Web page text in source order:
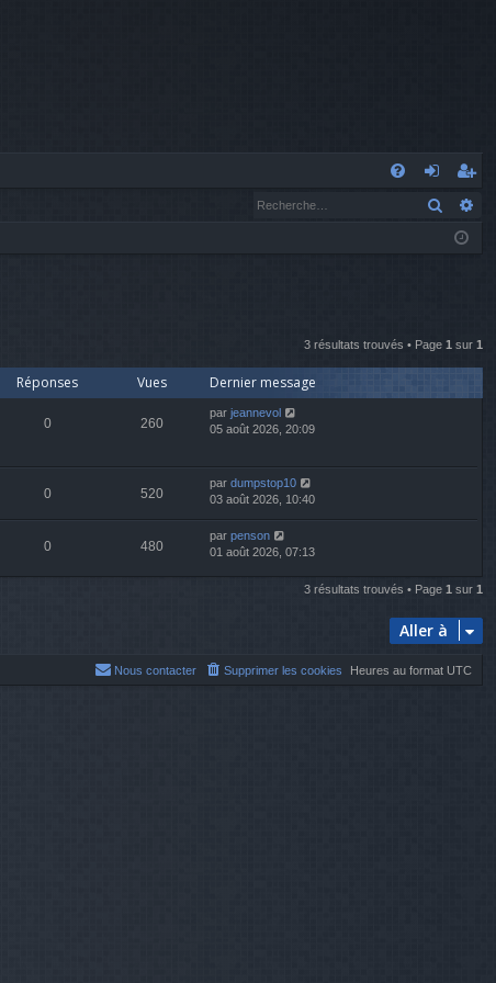
o
io
’e
nr
re
3 résultats trouvés • Page 1 sur 1
Réponses Vues Dernier message
0 260
par jeannevol
05 août 2026, 20:09
0 520
par dumpstop10
03 août 2026, 10:40
0 480
par penson
01 août 2026, 07:13
3 résultats trouvés • Page 1 sur 1
Aller à
Heures au format UTC
Supprimer les cookies
Nous contacter